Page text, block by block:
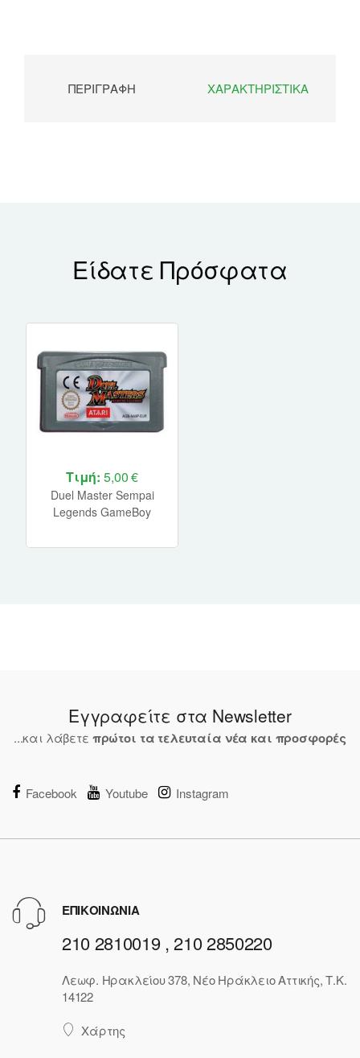
ΠΕΡΙΓΡΑΦΉ ΧΑΡΑΚΤΗΡΙΣΤΙΚΆ
Είδατε Πρόσφατα
Τιμή: 5,00 €
Duel Master Sempai
Legends GameBoy
Εγγραφείτε στα Newsletter
...και λάβετε πρώτοι τα τελευταία νέα και προσφορές
Facebook Youtube Instagram
ΕΠΙΚΟΙΝΩΝΙΑ
210 2810019 , 210 2850220
Λεωφ. Ηρακλείου 378, Νέο Ηράκλειο Αττικής, Τ.Κ.
14122
Χάρτης